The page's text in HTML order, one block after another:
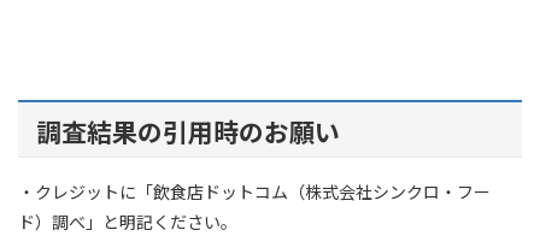
調査結果の引用時のお願い
・クレジットに「飲食店ドットコム（株式会社シンクロ・フー
ド）調べ」と明記ください。